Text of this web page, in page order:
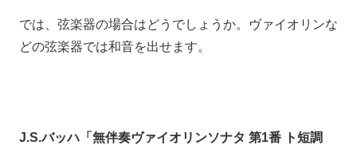
では、弦楽器の場合はどうでしょうか。
ヴァイオリンな
どの弦楽器では和音を出せます。
J.S.バッハ「無伴奏ヴァイオリンソナタ 第1番 ト短調